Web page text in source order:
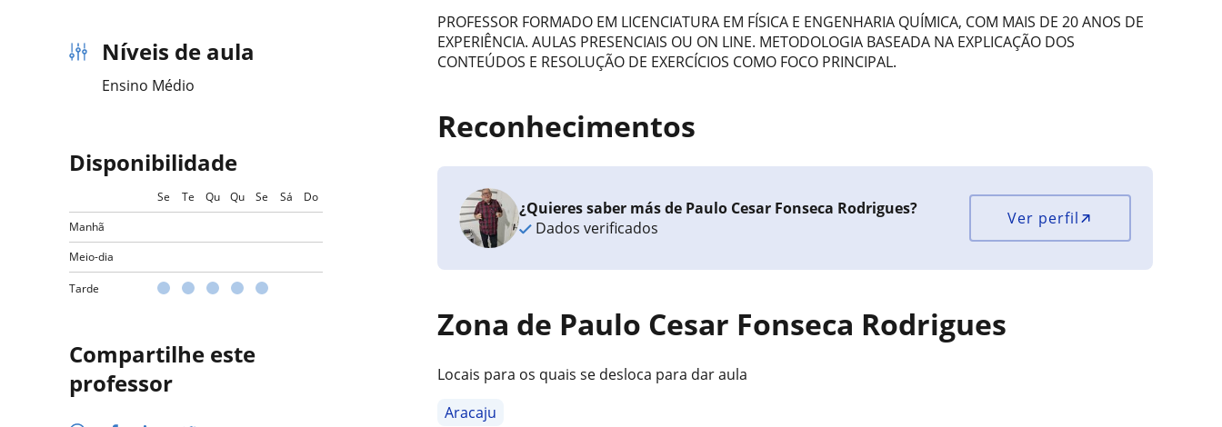
Níveis de aula
Ensino Médio
Disponibilidade
Se Te Qu Qu Se Sá
Do
Manhã
Meio-dia
Tarde
Compartilhe este
professor
PROFESSOR FORMADO EM LICENCIATURA EM FÍSICA E ENGENHARIA QUÍMICA, COM MAIS DE 20 ANOS DE
EXPERIÊNCIA. AULAS PRESENCIAIS OU ON LINE. METODOLOGIA BASEADA NA EXPLICAÇÃO DOS
CONTEÚDOS E RESOLUÇÃO DE EXERCÍCIOS COMO FOCO PRINCIPAL.
Reconhecimentos
¿Quieres saber más de Paulo Cesar Fonseca Rodrigues?
Dados verificados
Ver perfil
Zona de Paulo Cesar Fonseca Rodrigues
Locais para os quais se desloca para dar aula
Aracaju